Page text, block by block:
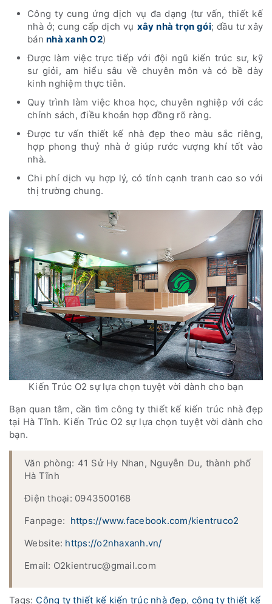
Công ty cung ứng dịch vụ đa dạng (tư vấn, thiết kế
nhà ở; cung cấp dịch vụ xây nhà trọn gói; đầu tư xây
bán nhà xanh O2)
Được làm việc trực tiếp với đội ngũ kiến trúc sư, kỹ
sư giỏi, am hiểu sâu về chuyên môn và có bề dày
kinh nghiệm thực tiễn.
Quy trình làm việc khoa học, chuyên nghiệp với các
chính sách, điều khoản hợp đồng rõ ràng.
Được tư vấn thiết kế nhà đẹp theo màu sắc riêng,
hợp phong thuỷ nhà ở giúp rước vượng khí tốt vào
nhà.
Chi phí dịch vụ hợp lý, có tính cạnh tranh cao so với
thị trường chung.
Kiến Trúc O2 sự lựa chọn tuyệt vời dành cho bạn
Bạn quan tâm, cần tìm công ty thiết kế kiến trúc nhà đẹp
tại Hà Tĩnh. Kiến Trúc O2 sự lựa chọn tuyệt vời dành cho
bạn.
Văn phòng: 41 Sử Hy Nhan, Nguyễn Du, thành phố
Hà Tĩnh
Điện thoại: 0943500168
Fanpage: https://www.facebook.com/kientruco2
Website: https://o2nhaxanh.vn/
Email: O2kientruc@gmail.com
Tags: Công ty thiết kế kiến trúc nhà đẹp, công ty thiết kế